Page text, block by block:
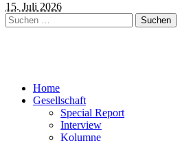
15. Juli 2026
Suchen
nach:
Home
Gesellschaft
Special Report
Interview
Kolumne